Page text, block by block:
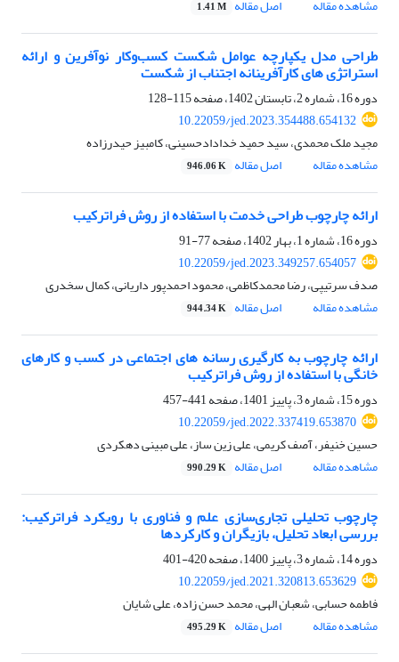
مشاهده مقاله
اصل مقاله 1.41 M
طراحی مدل یکپارچه عوامل شکست کسب‌وکار نوآفرین و ارائه
استراتژی های کارآفرینانه اجتناب از شکست
دوره 16، شماره 2، تابستان 1402، صفحه
115-128
10.22059/jed.2023.354488.654132
مجید ملک محمدی، سید حمید خدادادحسینی، کامبیز حیدرزاده
مشاهده مقاله
اصل مقاله 946.06 K
ارائه چارچوب طراحی خدمت با استفاده از روش فراترکیب
دوره 16، شماره 1، بهار 1402، صفحه
77-91
10.22059/jed.2023.349257.654057
صدف سرتیپی، رضا محمدکاظمی، محمود احمدپور داریانی، کمال سخدری
مشاهده مقاله
اصل مقاله 944.34 K
ارائه چارچوب به کارگیری رسانه های اجتماعی در کسب و کارهای
خانگی با استفاده از روش فراترکیب
دوره 15، شماره 3، پاییز 1401، صفحه
441-457
10.22059/jed.2022.337419.653870
حسین خنیفر، آصف کریمی، علی زین ساز، علی مبینی دهکردی
مشاهده مقاله
اصل مقاله 990.29 K
چارچوب تحلیلی تجاری‌سازی علم و فناوری با رویکرد فراترکیب:
بررسی ابعاد تحلیل، بازیگران و کارکردها
دوره 14، شماره 3، پاییز 1400، صفحه
420-401
10.22059/jed.2021.320813.653629
فاطمه حسابی، شعبان الهی، محمد حسن زاده، علی شایان
مشاهده مقاله
اصل مقاله 495.29 K